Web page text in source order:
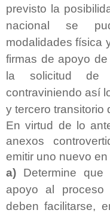
previsto la
nacional se
modalidades física
firmas de apoyo
la solicitud de
contraviniendo así
y tercero transitorio
En virtud de lo
anexos
emitir uno nuevo en
a) Determine
apoyo al proceso
deben facilitarse,